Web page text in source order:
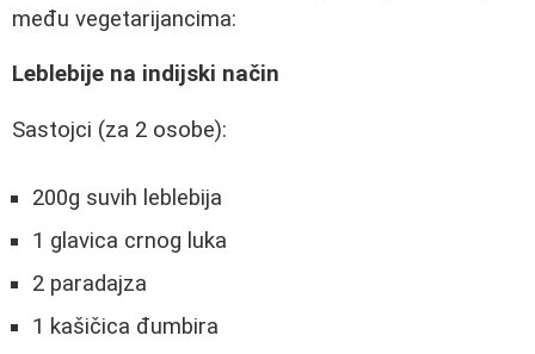
među vegetarijancima:
Leblebije na indijski način
Sastojci (za 2 osobe):
200g suvih leblebija
1 glavica crnog luka
2 paradajza
1 kašičica đumbira